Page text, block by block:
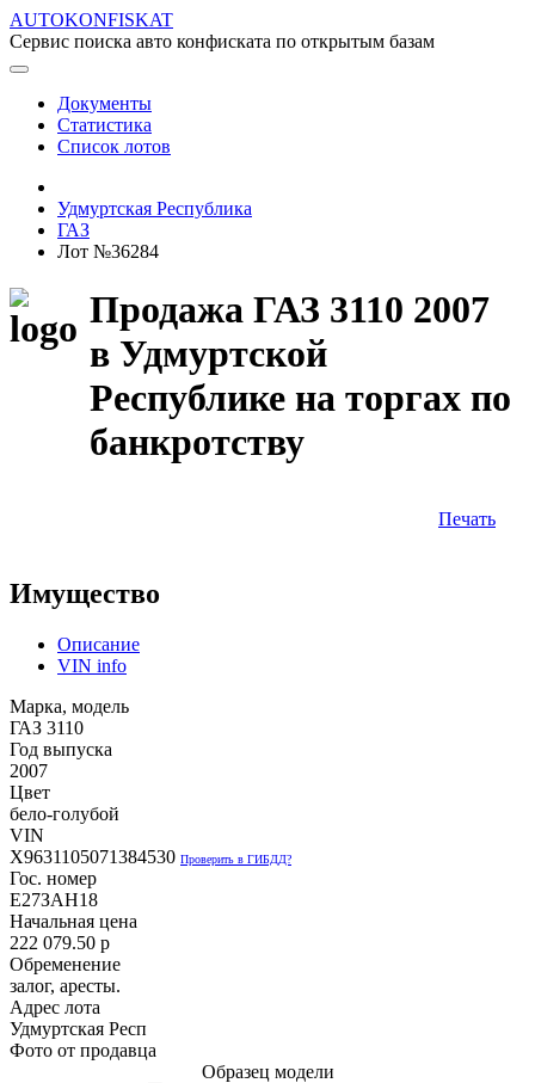
AUTOKONFISKAT
Сервис поиска авто конфиската по открытым базам
Документы
Статистика
Список лотов
Удмуртская Республика
ГАЗ
Лот №36284
Продажа ГАЗ 3110 2007
в Удмуртской
Республике на торгах по
банкротству
Печать
Имущество
Описание
VIN info
Марка, модель
ГАЗ 3110
Год выпуска
2007
Цвет
бело-голубой
VIN
X9631105071384530 Проверить в ГИБДД?
Гос. номер
Е27ЗАН18
Начальная цена
222 079.50 p
Обременение
залог, аресты.
Адрес лота
Удмуртская Респ
Фото от продавца
Образец модели